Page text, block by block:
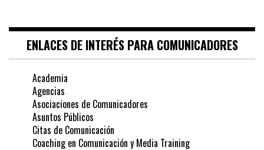
ENLACES DE INTERÉS PARA COMUNICADORES
Academia
Agencias
Asociaciones de Comunicadores
Asuntos Públicos
Citas de Comunicación
Coaching en Comunicación y Media Training